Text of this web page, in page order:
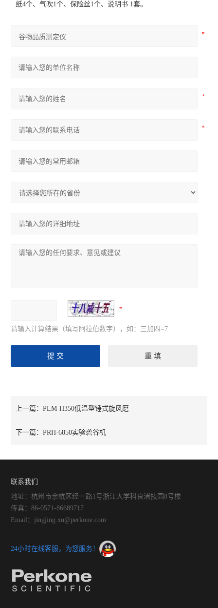
纸4个、气吹1个、保险丝1个、说明书 1套。
请输入计算结果（填写阿拉伯数字），如：三加四=7
上一篇：PLM-H350低温型锤式旋风磨
下一篇：PRH-6850实验砻谷机
联系我们
地址：杭州市余杭区经一路1号浙江大学科良渚技园8号楼
传真：86-0571-86689717
Email：jingjing.xu@perkone.com
24小时在线客服，为您服务！